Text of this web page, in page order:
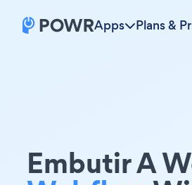
Apps Plans &
Embutir A